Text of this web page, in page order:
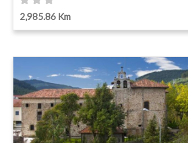
2,985.86 Km